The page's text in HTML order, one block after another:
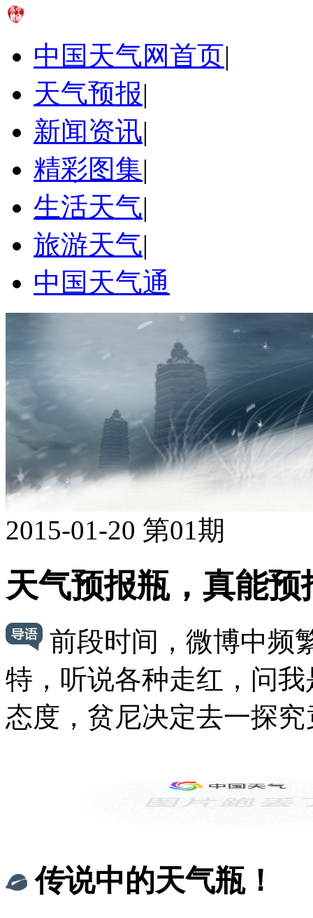
中国天气网首页|
天气预报|
新闻资讯|
精彩图集|
生活天气|
旅游天气|
中国天气通
2015-01-20 第01期
天气预报瓶，真能预
前段时间，微博中频
特，听说各种走红，问
态度，贫尼决定去一探究
传说中的天气瓶！